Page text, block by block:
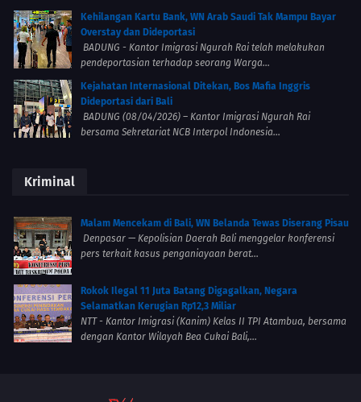
Kehilangan Kartu Bank, WN Arab Saudi Tak Mampu Bayar
Overstay dan Dideportasi
BADUNG - Kantor Imigrasi Ngurah Rai telah melakukan
pendeportasian terhadap seorang Warga...
Kejahatan Internasional Ditekan, Bos Mafia Inggris
Dideportasi dari Bali
BADUNG (08/04/2026) – Kantor Imigrasi Ngurah Rai
bersama Sekretariat NCB Interpol Indonesia...
Kriminal
Malam Mencekam di Bali, WN Belanda Tewas Diserang Pisau
Denpasar — Kepolisian Daerah Bali menggelar konferensi
pers terkait kasus penganiayaan berat...
Rokok Ilegal 11 Juta Batang Digagalkan, Negara
Selamatkan Kerugian Rp12,3 Miliar
NTT - Kantor Imigrasi (Kanim) Kelas II TPI Atambua, bersama
dengan Kantor Wilayah Bea Cukai Bali,...